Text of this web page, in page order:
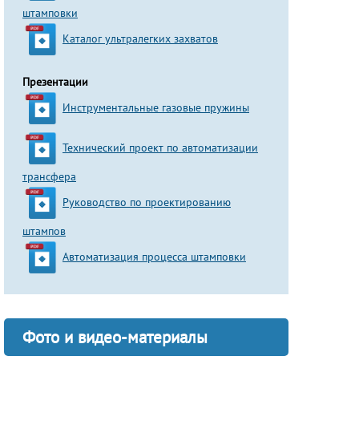
штамповки
Каталог ультралегких захватов
Презентации
Инструментальные газовые пружины
Технический проект по автоматизации
трансфера
Руководство по проектированию
штампов
Автоматизация процесса штамповки
Фото и видео-материалы